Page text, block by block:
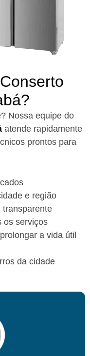
Nossa equipe do
atende rapidamente
prontos para
e região
os serviços
a vida útil
da cidade